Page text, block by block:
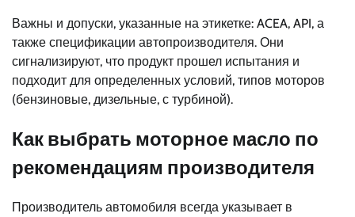
Важны и допуски, указанные на этикетке: ACEA, API, а
также спецификации автопроизводителя. Они
сигнализируют, что продукт прошел испытания и
подходит для определенных условий, типов моторов
(бензиновые, дизельные, с турбиной).
Как выбрать моторное масло по
рекомендациям производителя
Производитель автомобиля всегда указывает в